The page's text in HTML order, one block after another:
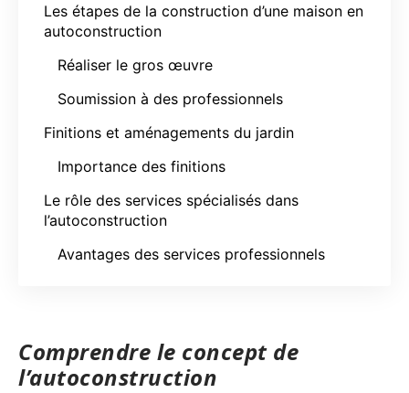
Les étapes de la construction d’une maison en
autoconstruction
Réaliser le gros œuvre
Soumission à des professionnels
Finitions et aménagements du jardin
Importance des finitions
Le rôle des services spécialisés dans
l’autoconstruction
Avantages des services professionnels
Comprendre le concept de
l’autoconstruction